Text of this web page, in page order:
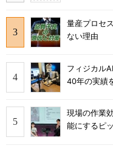
量産プロセ
ない理由
フィジカル
40年の実績
現場の作業
能にするピ